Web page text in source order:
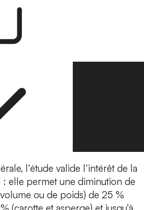
l’étude valide l’intérêt de la
: elle permet une diminution de
ou de poids) de 25 %